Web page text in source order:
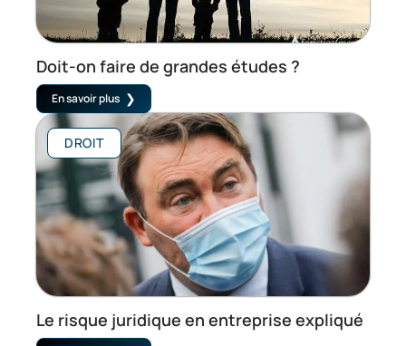
Doit-on faire de grandes études ?
En savoir plus
DROIT
Le risque juridique en entreprise expliqué